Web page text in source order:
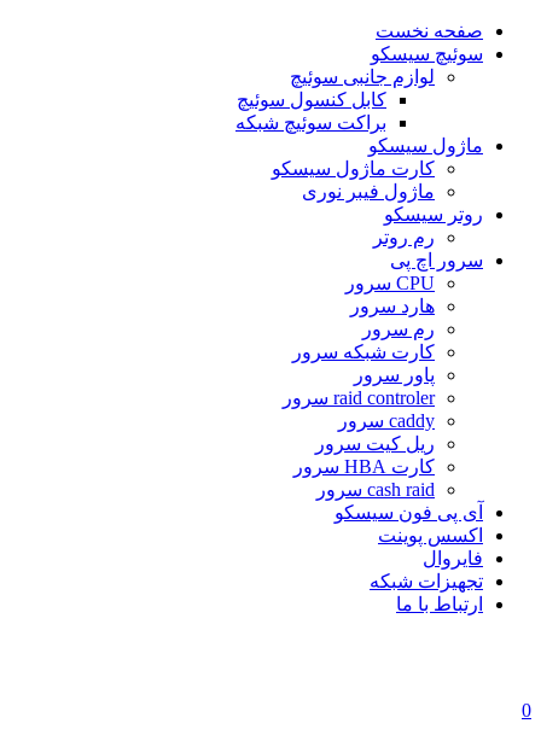
صفحه نخست
سوئیچ سیسکو
لوازم جانبی سوئیچ
کابل کنسول سوئیچ
براکت سوئیچ شبکه
ماژول سیسکو
کارت ماژول سیسکو
ماژول فیبر نوری
روتر سیسکو
رم روتر
سرور اچ پی
CPU سرور
هارد سرور
رم سرور
کارت شبکه سرور
پاور سرور
raid controler سرور
caddy سرور
ریل کیت سرور
کارت HBA سرور
cash raid سرور
آی پی فون سیسکو
اکسس پوینت
فایروال
تجهیزات شبکه
ارتباط با ما
0